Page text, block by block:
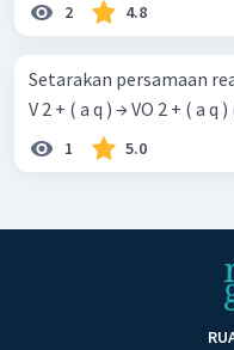
2 4.8
Setarakan persamaan reaksi
V 2 + ( a q ) → VO 2 + ( a q
1 5.0